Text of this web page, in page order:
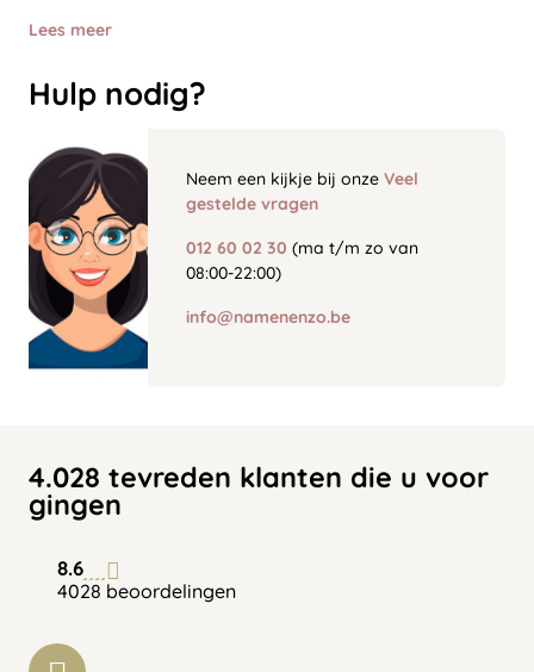
Lees meer
Hulp nodig?
Neem een kijkje bij onze Veel
gestelde vragen
012 60 02 30 (ma t/m zo van
08:00-22:00)
info@namenenzo.be
4.028 tevreden klanten die u voor
gingen
8.6
4028 beoordelingen